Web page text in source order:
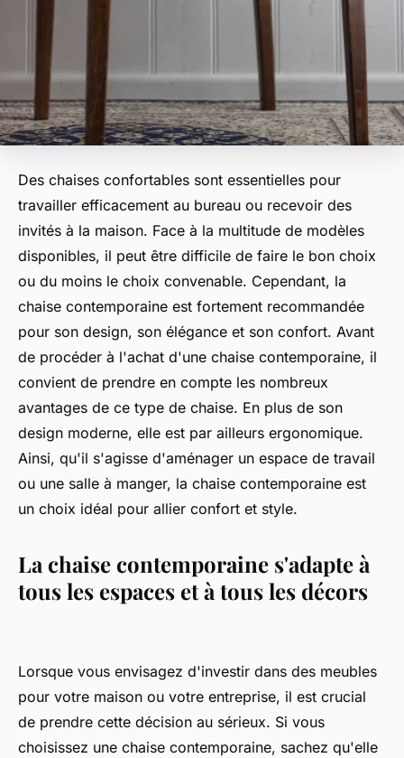
Des chaises confortables sont essentielles pour
travailler efficacement au bureau ou recevoir des
invités à la maison. Face à la multitude de modèles
disponibles, il peut être difficile de faire le bon choix
ou du moins le choix convenable. Cependant, la
chaise contemporaine est fortement recommandée
pour son design, son élégance et son confort. Avant
de procéder à l'achat d'une chaise contemporaine, il
convient de prendre en compte les nombreux
avantages de ce type de chaise. En plus de son
design moderne, elle est par ailleurs ergonomique.
Ainsi, qu'il s'agisse d'aménager un espace de travail
ou une salle à manger, la chaise contemporaine est
un choix idéal pour allier confort et style.
La chaise contemporaine s'adapte à
tous les espaces et à tous les décors
Lorsque vous envisagez d'investir dans des meubles
pour votre maison ou votre entreprise, il est crucial
de prendre cette décision au sérieux. Si vous
choisissez une chaise contemporaine, sachez qu'elle